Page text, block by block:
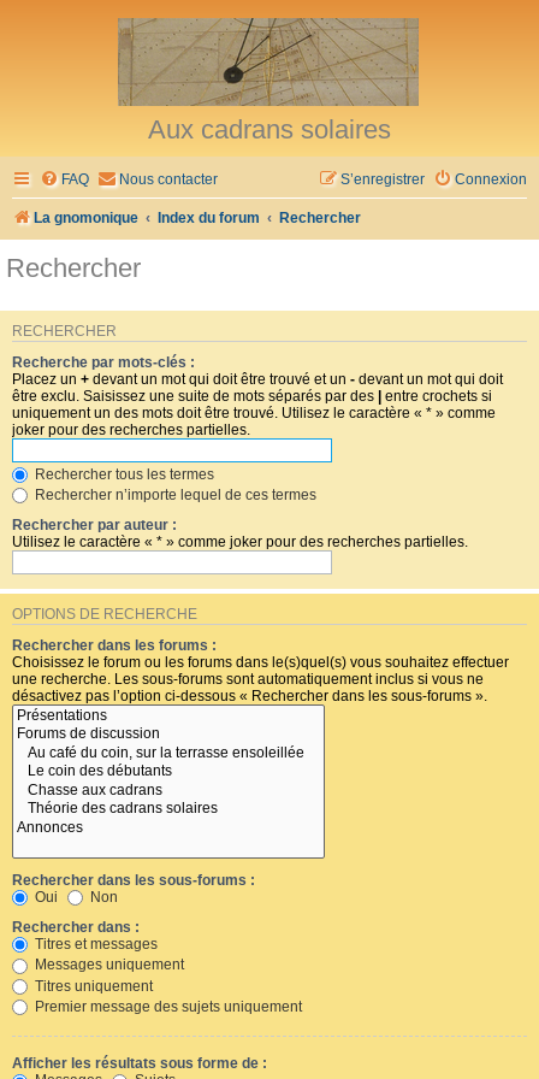
Aux cadrans solaires
FAQ Nous contacter Connexion
S’enregistrer
La gnomonique Index du forum Rechercher
Rechercher
RECHERCHER
Recherche par mots-clés :
Placez un + devant un mot qui doit être trouvé et un - devant un mot qui doit
être exclu. Saisissez une suite de mots séparés par des | entre crochets si
uniquement un des mots doit être trouvé. Utilisez le caractère « * » comme
joker pour des recherches partielles.
Rechercher tous les termes
Rechercher n’importe lequel de ces termes
Rechercher par auteur :
Utilisez le caractère « * » comme joker pour des recherches partielles.
OPTIONS DE RECHERCHE
Rechercher dans les forums :
Choisissez le forum ou les forums dans le(s)quel(s) vous souhaitez effectuer
une recherche. Les sous-forums sont automatiquement inclus si vous ne
désactivez pas l’option ci-dessous « Rechercher dans les sous-forums ».
Rechercher dans les sous-forums :
Oui
Non
Rechercher dans :
Titres et messages
Messages uniquement
Titres uniquement
Premier message des sujets uniquement
Afficher les résultats sous forme de :